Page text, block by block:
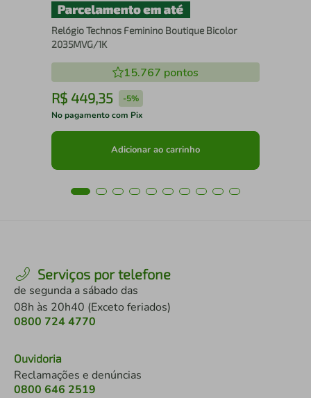
Relógio Technos Feminino Boutique Bicolor
2035MVG/1K
15.767 pontos
R$ 449,35 -5%
No pagamento com Pix
Adicionar ao carrinho
Serviços por telefone
de segunda a sábado das
08h às 20h40 (Exceto feriados)
0800 724 4770
Ouvidoria
Reclamações e denúncias
0800 646 2519